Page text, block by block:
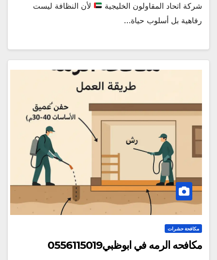
شركة اتحاد المقاولون الخليجية
لأن النظافة ليست
رفاهية بل أسلوب حياة…
مكافحة حشرات
مكافحه الرمه في ابوظبي0556115019